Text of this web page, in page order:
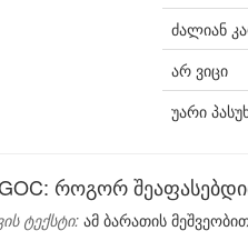
ძალიან
არ ვიცი
უარი
როგორ
ტექსტი: ამ ბარათის